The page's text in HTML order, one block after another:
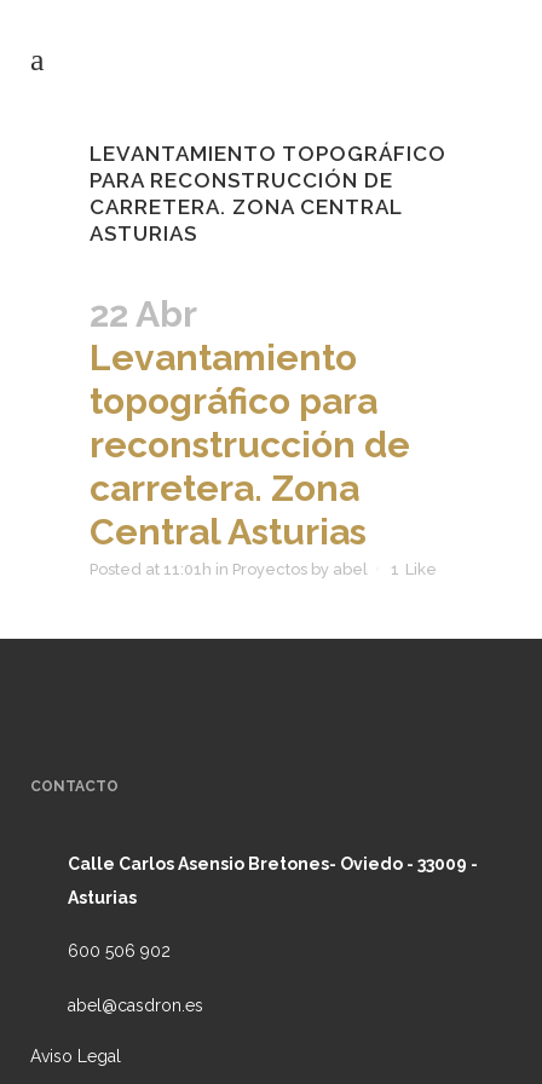
LEVANTAMIENTO TOPOGRÁFICO
PARA RECONSTRUCCIÓN DE
CARRETERA. ZONA CENTRAL
ASTURIAS
22 Abr
Levantamiento
topográfico para
reconstrucción de
carretera. Zona
Central Asturias
Posted at 11:01h in Proyectos by abel 1 Like
CONTACTO
Calle Carlos Asensio Bretones- Oviedo - 33009 -
Asturias
600 506 902
abel@casdron.es
Aviso Legal